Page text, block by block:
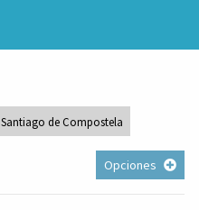
Santiago de Compostela
Opciones